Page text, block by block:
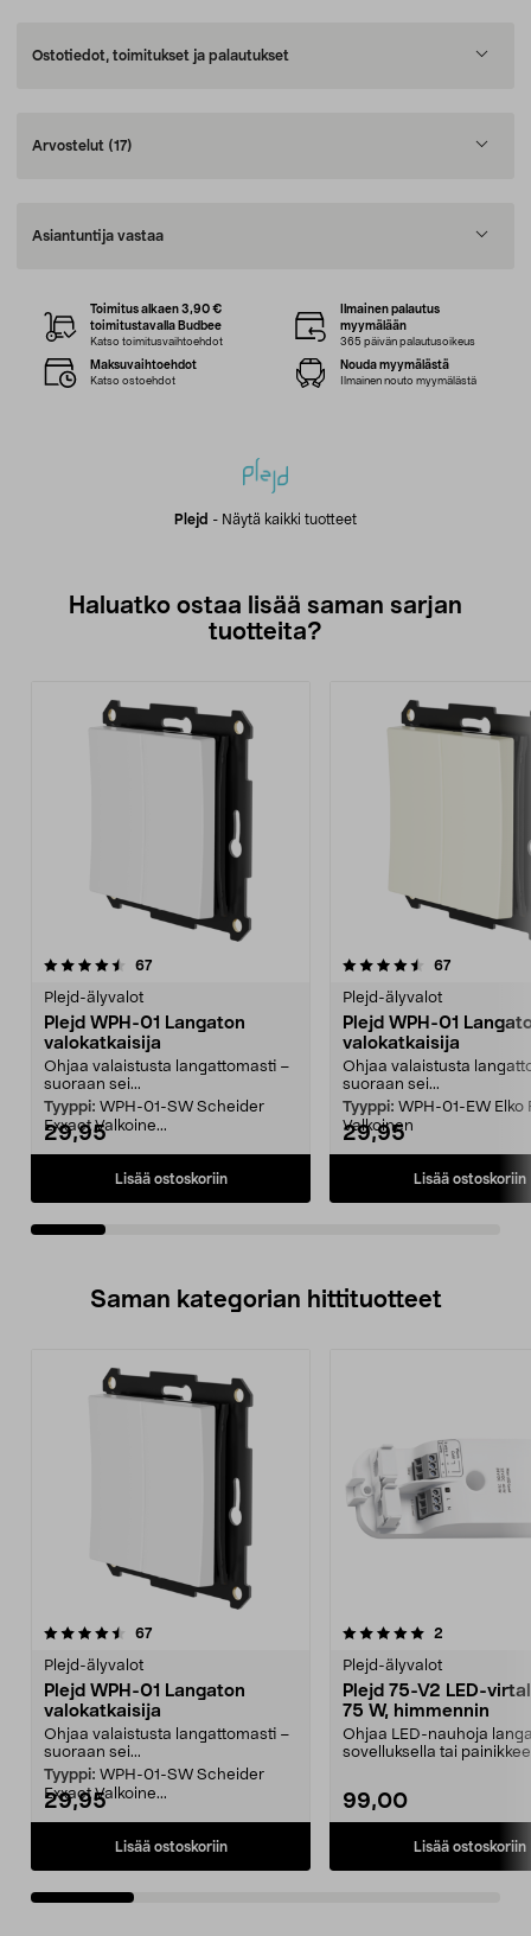
Ostotiedot, toimitukset ja palautukset
Arvostelut (17)
Asiantuntija vastaa
Plejd - Näytä kaikki tuotteet
Toimitus alkaen 3,90 €
toimitustavalla Budbee
Katso toimitusvaihtoehdot
Ilmainen palautus
myymälään
365 päivän palautusoikeus
Maksuvaihtoehdot
Katso ostoehdot
Nouda myymälästä
Ilmainen nouto myymälästä
Haluatko ostaa lisää saman sarjan
tuotteita?
67arvostelut
Plejd-älyvalot
Plejd WPH-01 Langaton
valokatkaisija
Ohjaa valaistusta langattomasti –
suoraan sei...
Tyyppi: WPH-01-SW Scheider
Exxact Valkoine...
29,95
Lisää ostoskoriin
4.5viidestä
67arvostelut
Plejd-älyvalot
Plejd WPH-01
valokatkaisija
Ohjaa valaistusta
suoraan sei...
Tyyppi: WPH-01-EW Elko
Valkoinen
29,95
Lisää ostoskoriin
5.0viidestä
Saman kategorian hittituotteet
67arvostelut
Plejd-älyvalot
Plejd WPH-01 Langaton
valokatkaisija
Ohjaa valaistusta langattomasti –
suoraan sei...
Tyyppi: WPH-01-SW Scheider
Exxact Valkoine...
29,95
Lisää ostoskoriin
5.0 viidestä
2
Plejd-älyvalot
Plejd 75-V2 LED-
75 W, himmennin
Ohjaa LED-nauhoja
sovelluksella tai
99,00
Lisää ostoskoriin
5.0 viidestä